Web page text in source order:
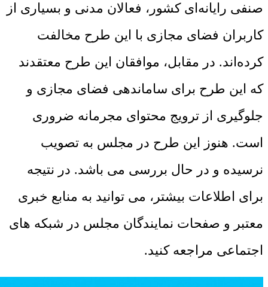
صنفی رایانه‌ای کشور، فعالان مدنی و بسیاری از
کاربران فضای مجازی با این طرح مخالفت
کرده‌اند. در مقابل، موافقان این طرح معتقدند
که این طرح برای ساماندهی فضای مجازی و
جلوگیری از ترویج محتوای مجرمانه ضروری
است. هنوز این طرح در مجلس به تصویب
نرسیده و در حال بررسی می باشد. در نتیجه
برای اطلاعات بیشتر، می ‌توانید به منابع خبری
معتبر و صفحات نمایندگان مجلس در شبکه ‌های
اجتماعی مراجعه کنید.